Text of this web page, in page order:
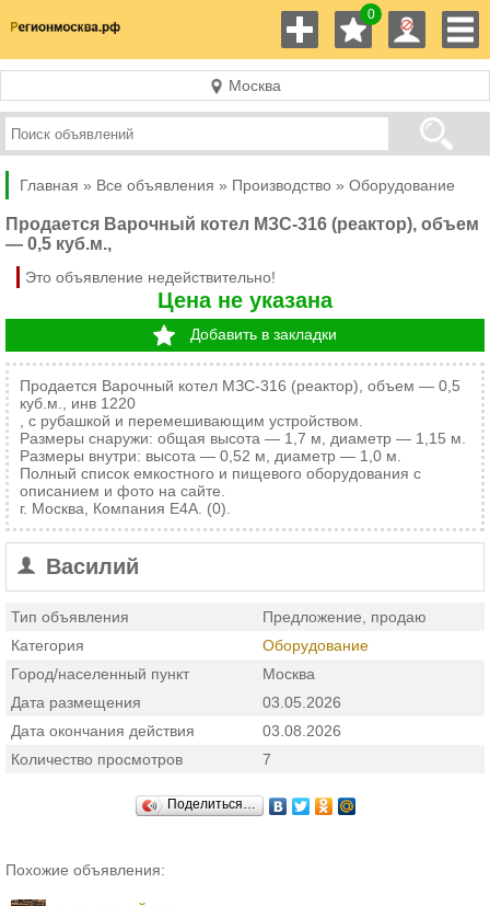
0
Москва
Главная » Все объявления » Производство » Оборудование
Продается Варочный котел МЗС-316 (реактор), объем
— 0,5 куб.м.,
Это объявление недействительно!
Цена не указана
Добавить в закладки
Продается Варочный котел МЗС-316 (реактор), объем — 0,5
куб.м., инв 1220
, с рубашкой и перемешивающим устройством.
Размеры снаружи: общая высота — 1,7 м, диаметр — 1,15 м.
Размеры внутри: высота — 0,52 м, диаметр — 1,0 м.
Полный список емкостного и пищевого оборудования с
описанием и фото на сайте.
г. Москва, Компания Е4А. (0).
Василий
Тип объявления
Предложение, продаю
Категория
Оборудование
Город/населенный пункт
Москва
Дата размещения
03.05.2026
Дата окончания действия
03.08.2026
Количество просмотров
7
Поделиться…
Похожие объявления: